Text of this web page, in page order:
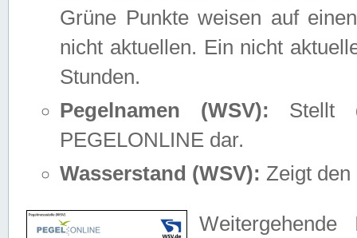
Grüne Punkte weisen auf
nicht aktuellen. Ein nicht
Stunden.
Pegelnamen (WSV): Stellt
PEGELONLINE dar.
Wasserstand (WSV): Zeigt den